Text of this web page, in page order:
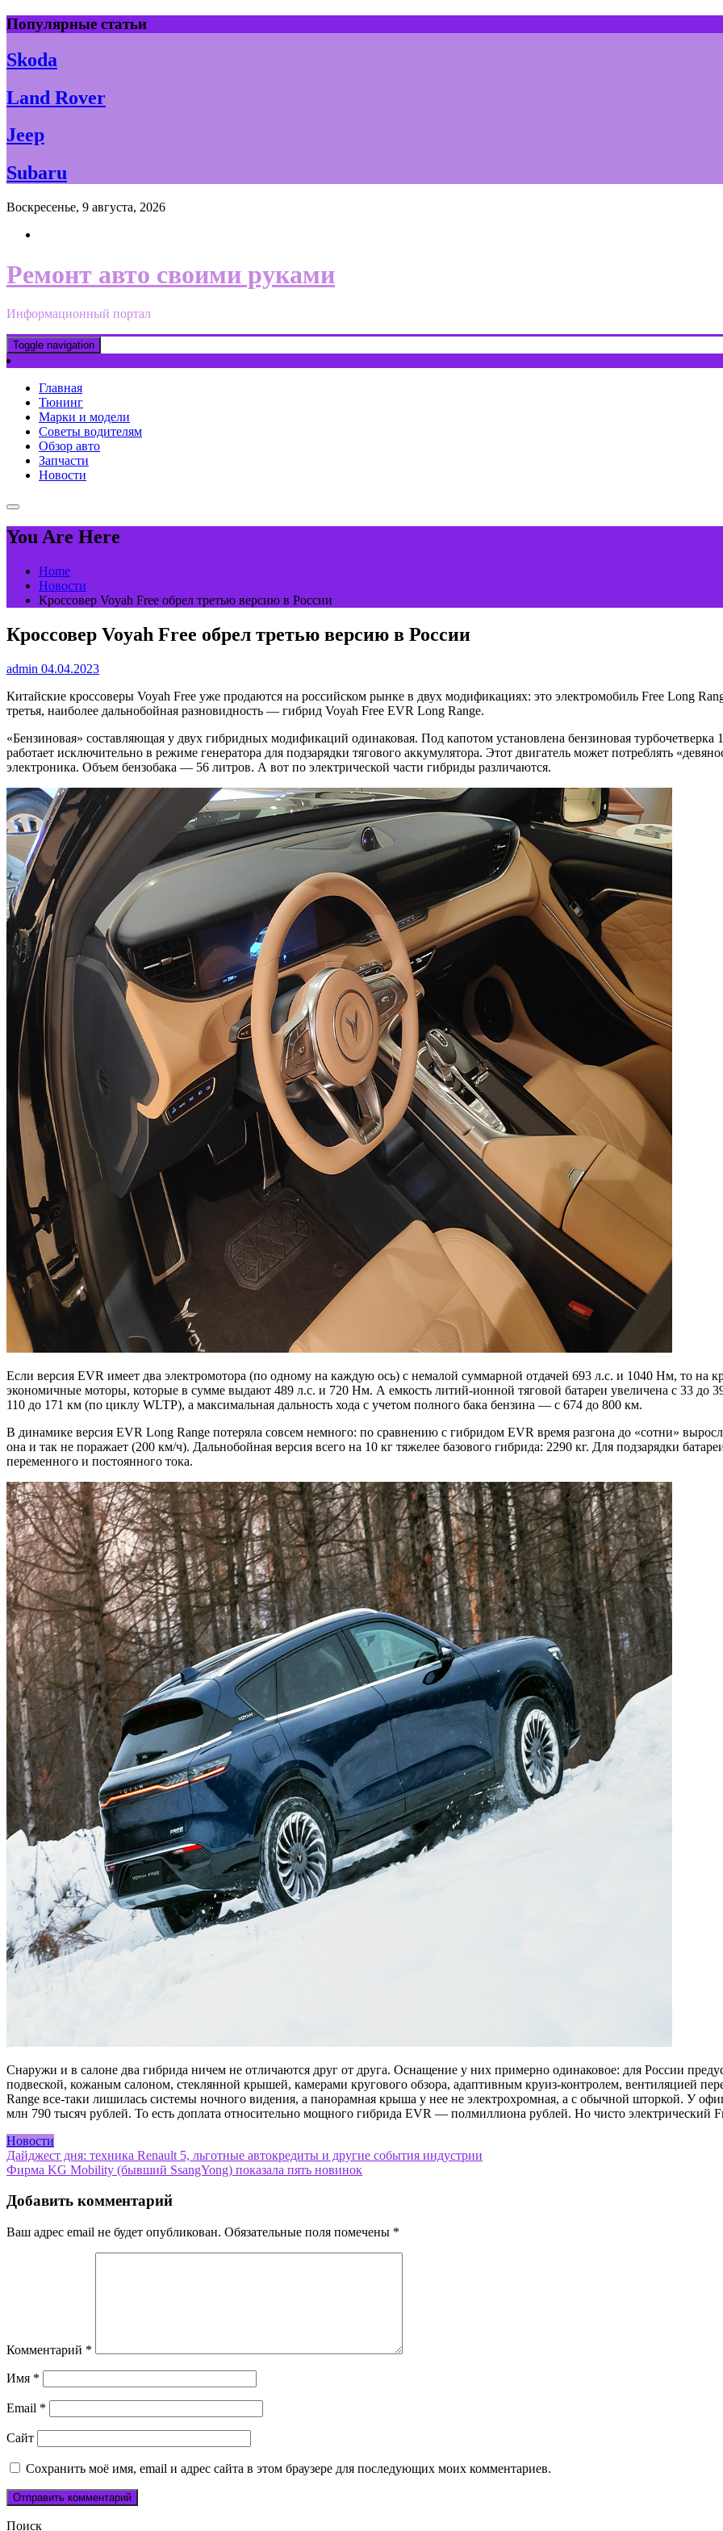
Skip
to
content
Популярные статьи
Skoda
Land Rover
Jeep
Subaru
Воскресенье, 9 августа, 2026
Ремонт авто своими руками
Информационный портал
Toggle navigation
Главная
Тюнинг
Марки и модели
Советы водителям
Обзор авто
Запчасти
Новости
You Are Here
Home
Новости
Кроссовер Voyah Free обрел третью версию в России
Кроссовер Voyah Free обрел третью версию в России
admin 04.04.2023
Китайские кроссоверы Voyah Free уже продаются на российском рынке в двух модификациях: это электромобиль Free Long
третья, наиболее дальнобойная разновидность — гибрид Voyah Free EVR Long Range.
«Бензиновая» составляющая у двух гибридных модификаций одинаковая. Под капотом установлена бензиновая турбочетверка
работает исключительно в режиме генератора для подзарядки тягового аккумулятора. Этот двигатель может потреблять
электроника. Объем бензобака — 56 литров. А вот по электрической части гибриды различаются.
Если версия EVR имеет два электромотора (по одному на каждую ось) с немалой суммарной отдачей 693 л.с. и 1040 Нм, то на
экономичные моторы, которые в сумме выдают 489 л.с. и 720 Нм. А емкость литий-ионной тяговой батареи увеличена с 33 до
110 до 171 км (по циклу WLTP), а максимальная дальность хода с учетом полного бака бензина — с 674 до 800 км.
В динамике версия EVR Long Range потеряла совсем немного: по сравнению с гибридом EVR время разгона до «сотни»
она и так не поражает (200 км/ч). Дальнобойная версия всего на 10 кг тяжелее базового гибрида: 2290 кг. Для подзарядки
переменного и постоянного тока.
Снаружи и в салоне два гибрида ничем не отличаются друг от друга. Оснащение у них примерно одинаковое: для России
подвеской, кожаным салоном, стеклянной крышей, камерами кругового обзора, адаптивным круиз-контролем, вентиляцией
Range все-таки лишилась системы ночного видения, а панорамная крыша у нее не электрохромная, а с обычной шторкой. У
млн 790 тысяч рублей. То есть доплата относительно мощного гибрида EVR — полмиллиона рублей. Но чисто электрический
Новости
Навигация
по
записям
Дайджест дня: техника Renault 5, льготные автокредиты и другие события индустрии
Фирма KG Mobility (бывший SsangYong) показала пять новинок
Добавить комментарий
Ваш адрес email не будет опубликован. Обязательные поля помечены *
Комментарий *
Имя *
Email *
Сайт
Сохранить моё имя, email и адрес сайта в этом браузере для последующих моих комментариев.
Поиск